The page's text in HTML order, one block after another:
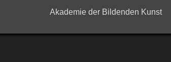
Akademie der Bildenden Kunst